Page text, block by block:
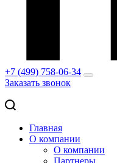
+7 (499) 758-06-34
Заказать звонок
Главная
О компании
О компании
Партнеры